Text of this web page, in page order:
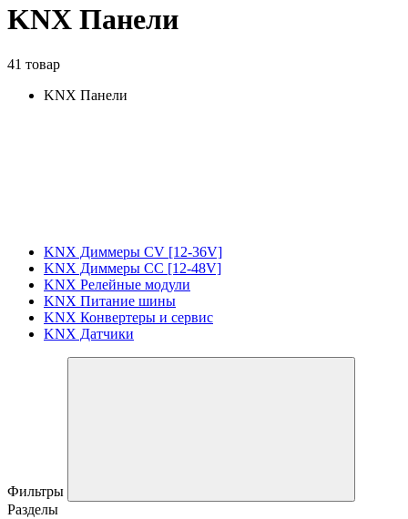
KNX Панели
41 товар
KNX Панели
KNX Диммеры CV [12-36V]
KNX Диммеры CC [12-48V]
KNX Релейные модули
KNX Питание шины
KNX Конвертеры и сервис
KNX Датчики
Фильтры
Разделы